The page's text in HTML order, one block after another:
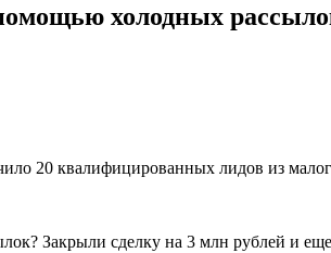
холодных
20 квалифицированных лидов из